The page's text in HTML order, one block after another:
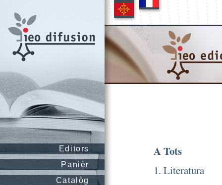
Editors
Panièr
Catalòg
A Tots
1. Literatura